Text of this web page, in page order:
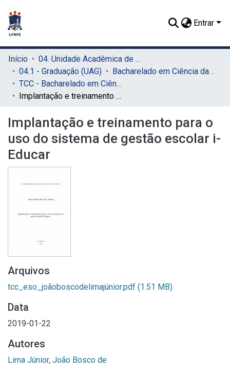
Entrar
Início
04. Unidade Acadêmica de Garanhuns (UAG)
04.1 - Graduação (UAG)
Bacharelado em Ciência da Computação (UAG)
TCC - Bacharelado em Ciência da Computação (UAG)
Implantação e treinamento para o uso do sistema de gestão escolar i-Educar
Implantação e treinamento para o
uso do sistema de gestão escolar i-
Educar
Arquivos
tcc_eso_joãoboscodelimajúnior.pdf (1.51 MB)
Data
2019-01-22
Autores
Lima Júnior, João Bosco de